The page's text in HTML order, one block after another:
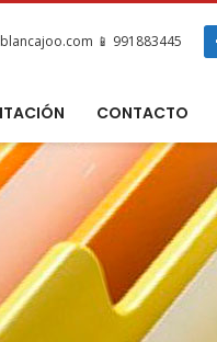
📱 991883445
CONTACTO